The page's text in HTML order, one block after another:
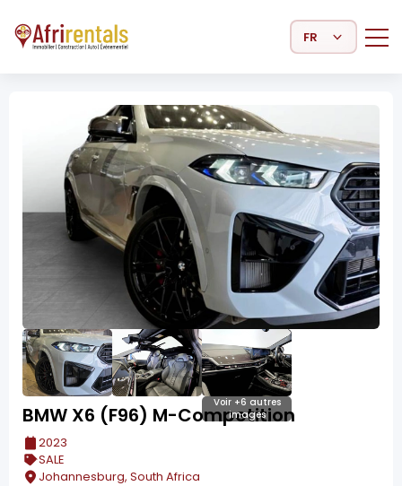
Select Language
Voir +6 autres
images
BMW X6 (F96) M-Competition
2023
SALE
Johannesburg, South Africa